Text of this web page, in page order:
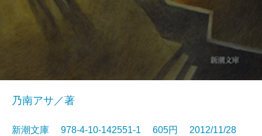
乃南アサ／著
新潮文庫 978-4-10-142551-1 605円 2012/11/28